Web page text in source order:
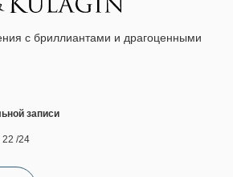
с бриллиантами и драгоценными
записи
22 /24